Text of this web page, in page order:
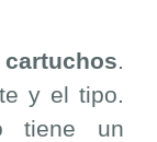
y el tipo.
tiene un